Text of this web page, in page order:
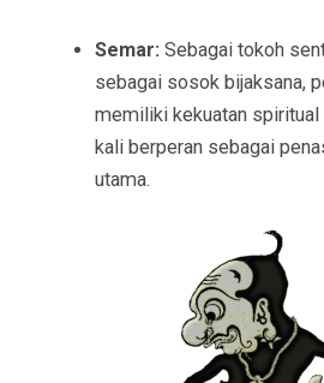
Semar: Sebagai tokoh
sebagai sosok bijaksana,
memiliki kekuatan
kali berperan sebagai
utama.